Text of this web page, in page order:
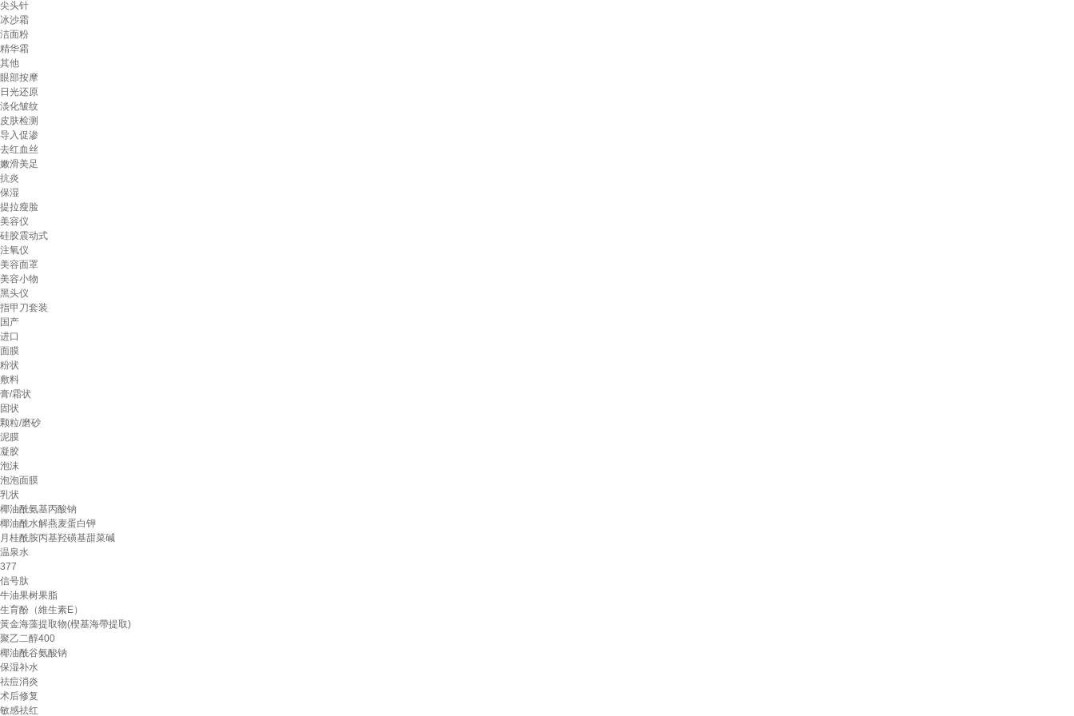
尖头针
冰沙霜
洁面粉
精华霜
其他
眼部按摩
日光还原
淡化皱纹
皮肤检测
导入促渗
去红血丝
嫩滑美足
抗炎
保湿
提拉瘦脸
美容仪
硅胶震动式
注氧仪
美容面罩
美容小物
黑头仪
指甲刀套装
国产
进口
面膜
粉状
敷料
膏/霜状
固状
颗粒/磨砂
泥膜
凝胶
泡沫
泡泡面膜
乳状
椰油酰氨基丙酸钠
椰油酰水解燕麦蛋白钾
月桂酰胺丙基羟磺基甜菜碱
温泉水
377
信号肽
牛油果树果脂
生育酚（維生素E）
黃金海藻提取物(楔基海帶提取)
聚乙二醇400
椰油酰谷氨酸钠
保湿补水
祛痘消炎
术后修复
敏感祛红